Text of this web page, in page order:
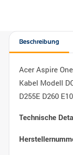
Beschreibung
Acer Aspire
Kabel Modell
D255E D260
Technische